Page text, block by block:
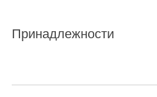
Принадлежности